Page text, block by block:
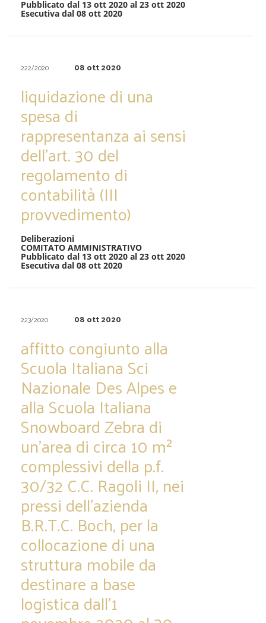
Pubblicato dal 13 ott 2020 al 23 ott 2020
Esecutiva dal 08 ott 2020
222/2020 08 ott 2020
liquidazione di una
spesa di
rappresentanza ai sensi
dell’art. 30 del
regolamento di
contabilità (III
provvedimento)
Deliberazioni
COMITATO AMMINISTRATIVO
Pubblicato dal 13 ott 2020 al 23 ott 2020
Esecutiva dal 08 ott 2020
223/2020 08 ott 2020
affitto congiunto alla
Scuola Italiana Sci
Nazionale Des Alpes e
alla Scuola Italiana
Snowboard Zebra di
un’area di circa 10 m²
complessivi della p.f.
30/32 C.C. Ragoli II, nei
pressi dell’azienda
B.R.T.C. Boch, per la
collocazione di una
struttura mobile da
destinare a base
logistica dall’1